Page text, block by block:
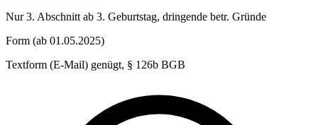
Nur 3. Abschnitt ab 3. Geburtstag, dringende betr. Gründe
Form (ab 01.05.2025)
Textform (E-Mail) genügt, § 126b BGB